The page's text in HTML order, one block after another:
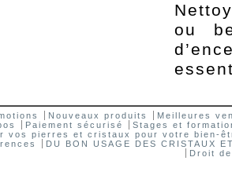
ou
Nouveaux produits
Meilleures
Paiement sécurisé
Stages et
vos pierres et cristaux pour votre bien-
DU BON USAGE DES CRISTAUX
Droit